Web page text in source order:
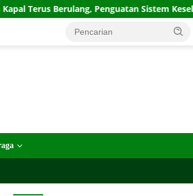
Penguatan Sistem Keselamatan